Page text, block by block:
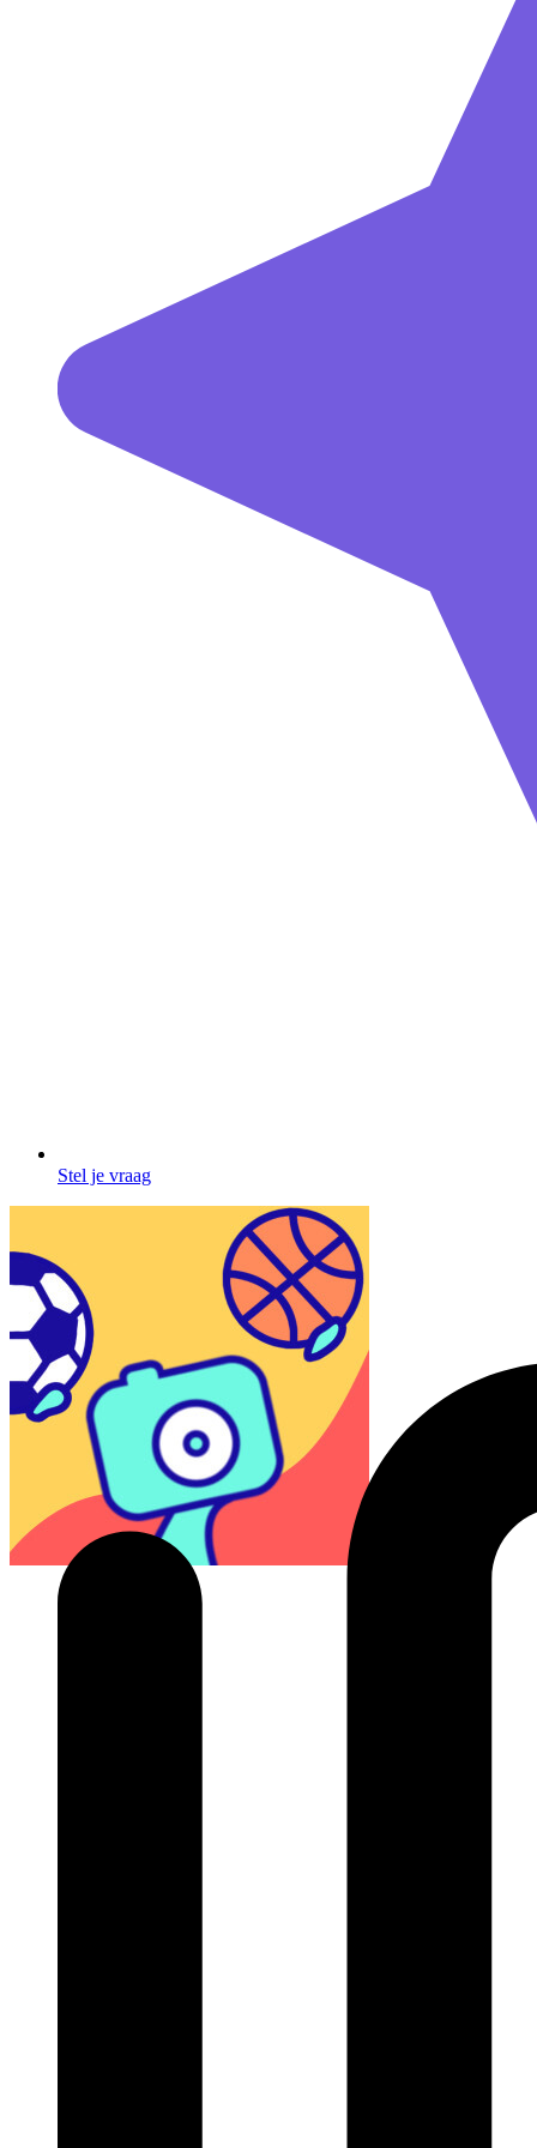
Stel je vraag